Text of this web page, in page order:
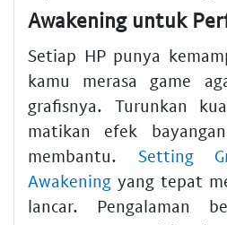
Awakening untuk
Setiap HP punya
kamu merasa game
grafisnya. Turunkan
matikan efek
membantu. Setting
Awakening yang tepat
lancar. Pengalaman